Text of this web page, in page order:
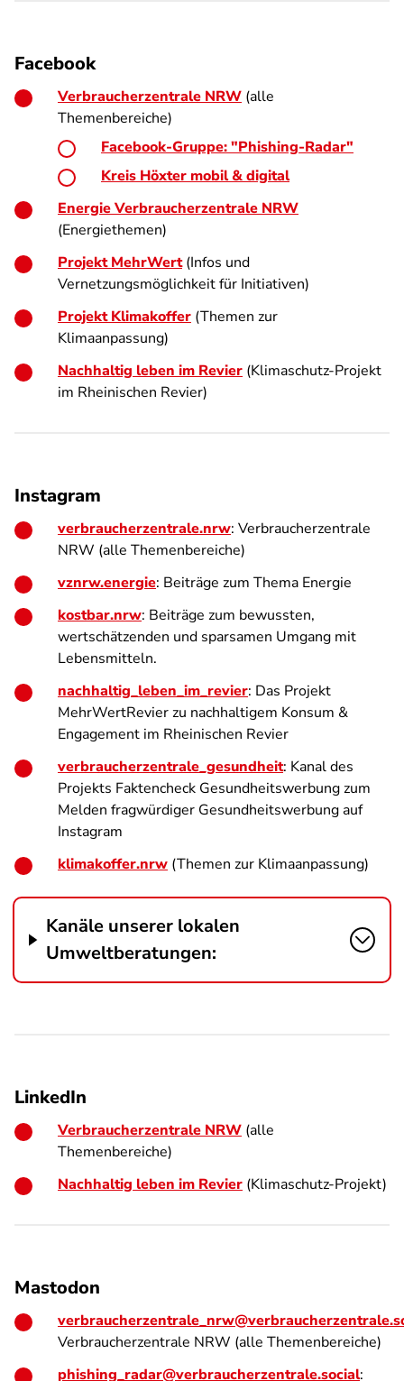
Facebook
Verbraucherzentrale NRW (alle
Themenbereiche)
Facebook-Gruppe: "Phishing-Radar"
Kreis Höxter mobil & digital
Energie Verbraucherzentrale NRW
(Energiethemen)
Projekt MehrWert(Infos und
Vernetzungsmöglichkeit für Initiativen)
Projekt Klimakoffer (Themen zur
Klimaanpassung)
Nachhaltig leben im Revier (Klimaschutz-Projekt
im Rheinischen Revier)
Instagram
verbraucherzentrale.nrw: Verbraucherzentrale
NRW (alle Themenbereiche)
vznrw.energie: Beiträge zum Thema Energie
kostbar.nrw: Beiträge zum bewussten,
wertschätzenden und sparsamen Umgang mit
Lebensmitteln.
nachhaltig_leben_im_revier: Das Projekt
MehrWertRevier zu nachhaltigem Konsum &
Engagement im Rheinischen Revier
verbraucherzentrale_gesundheit: Kanal des
Projekts Faktencheck Gesundheitswerbung zum
Melden fragwürdiger Gesundheitswerbung auf
Instagram
klimakoffer.nrw (Themen zur Klimaanpassung)
Kanäle unserer lokalen
Umweltberatungen:
LinkedIn
Verbraucherzentrale NRW (alle
Themenbereiche)
Nachhaltig leben im Revier (Klimaschutz-Projekt)
Mastodon
Verbraucherzentrale NRW (alle Themenbereiche)
phishing_radar@verbraucherzentrale.social: